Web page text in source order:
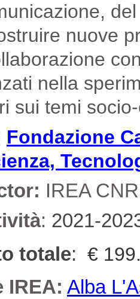
nuove
con
nella
sui temi
Fondazione
IREA
: 2021-
totale: €
IREA: Alba